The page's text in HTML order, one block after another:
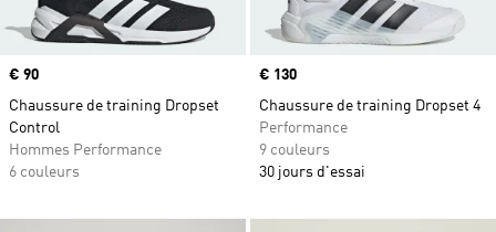
Prix
€ 90
Chaussure de training Dropset
Control
Hommes Performance
6 couleurs
Prix
€ 130
Chaussure de training Dropset 4
Performance
9 couleurs
30 jours d'essai